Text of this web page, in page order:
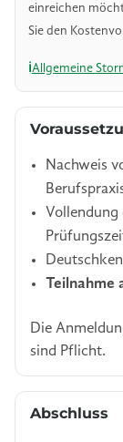
einreichen
Sie den
Allgemeine
Nachweis
Vollendung
Teilnahme
Die
sind Pflicht.
Abschluss